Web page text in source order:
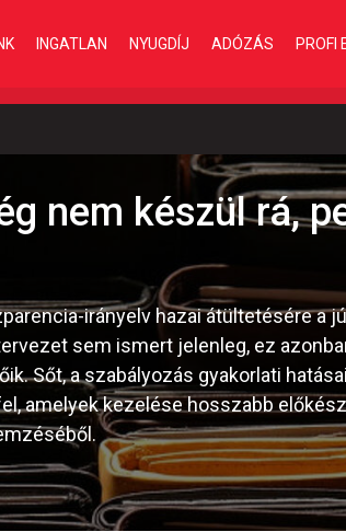
INGATLAN NYUGDÍJ ADÓZÁS PROFI
nem készül rá,
irányelv hazai átültetésére a
sem ismert jelenleg, ez
Sőt, a szabályozás gyakorlati
amelyek kezelése hosszabb